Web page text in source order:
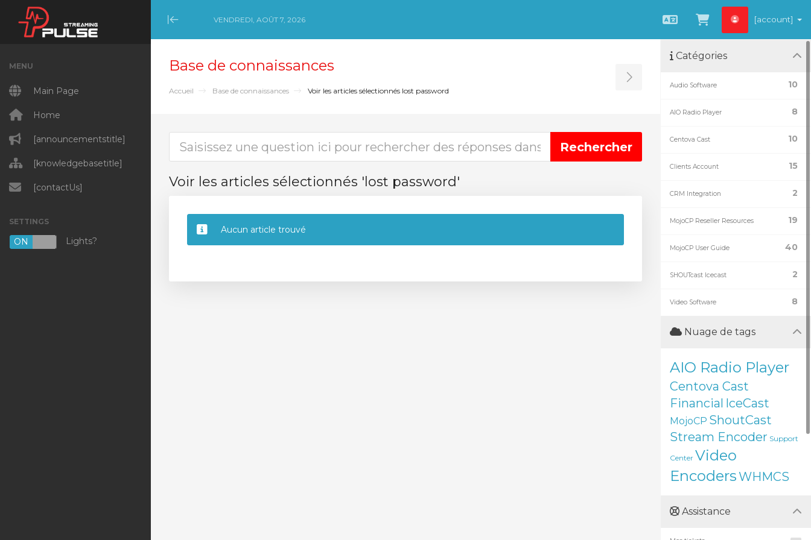
Minimize Menu
VENDREDI, AOÛT 7, 2026
FrançaisAfficher le panier
[account]
MENU
Main Page
Home
[announcementstitle]
[knowledgebasetitle]
[contactUs]
SETTINGS
ON OFF
Lights?
Base de connaissances
Accueil Base de connaissances Voir les articles sélectionnés lost password Toggle Sidebar
Voir les articles sélectionnés 'lost password'
Aucun article trouvé
Catégories
10
Audio Software
8
AIO Radio Player
10
Centova Cast
15
Clients Account
2
CRM Integration
19
MojoCP Reseller Resources
40
MojoCP User Guide
2
SHOUTcast Icecast
8
Video Software
Nuage de tags
AIO Radio Player
Centova Cast
Financial IceCast
MojoCP ShoutCast
Stream Encoder Support
Center Video
EncodersWHMCS
Assistance